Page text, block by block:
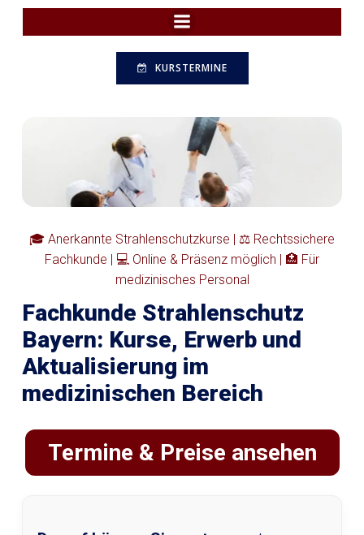
Zum
Inhalt
KURSTERMINE
🎓 Anerkannte Strahlenschutzkurse | ⚖️ Rechtssichere
Fachkunde | 💻 Online & Präsenz möglich | 🏥 Für
medizinisches Personal
Fachkunde Strahlenschutz
Bayern: Kurse, Erwerb und
Aktualisierung im
medizinischen Bereich
Termine & Preise ansehen